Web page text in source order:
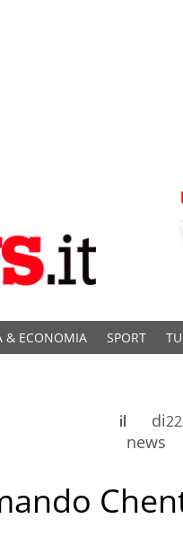
& ECONOMIA SPORT
di
news
il